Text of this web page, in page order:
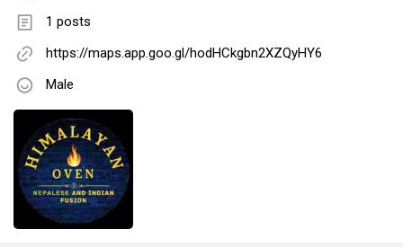
1 posts
https://maps.app.goo.gl/hodHCkgbn2XZQyHY6
Male